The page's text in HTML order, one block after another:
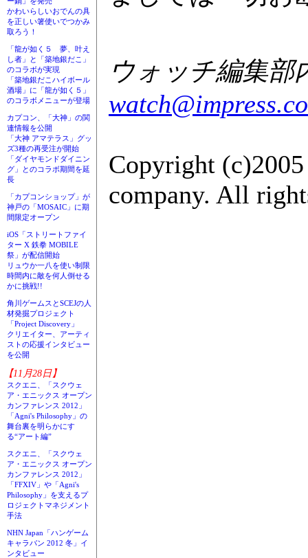
かわいらしいおでんの具
を正しい箸使いでつかみ
取ろう！
「龍が如く５ 夢、叶え
し者」と「築地銀だこ」
のコラボが実現
「築地銀だこハイボール
酒場」に「龍が如く５」
のコラボメニューが登場
カプコン、「大神」の関
連情報を公開
「大神 アマテラス」グッ
ズ3種の再受注が開始
「ダイヤモンドダイニン
グ」とのコラボ期間を延
長
「カプコンショップ」が
神戸の「MOSAIC」に期
間限定オープン
iOS「ストリートファイ
ター X 鉄拳 MOBILE
祭」が配信開始
リュウか一八を使い制限
時間内に敵を何人倒せる
かに挑戦!!
角川ゲームスとSCEJの人
材発掘プロジェクト
「Project Discovery」
クリエイター、アーティ
ストの応援インタビュー
を公開
【11月28日】
スクエニ、「スクウェ
ア・エニックス オープン
カンファレンス 2012」
「Agni's Philosophy」の
舞台裏を明らかにす
る“アート編”
スクエニ、「スクウェ
ア・エニックス オープン
カンファレンス 2012」
「FFXIV」や「Agni's
Philosophy」を支えるプ
ロジェクトマネジメント
手法
NHN Japan「ハンゲーム
キャラバン 2012 冬」イ
ンタビュー
ウォッチ編集部
Copyright
company. All